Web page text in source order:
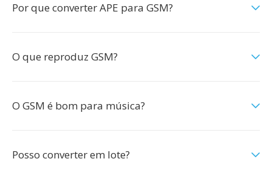
Por que converter APE para GSM?
O que reproduz GSM?
O GSM é bom para música?
Posso converter em lote?